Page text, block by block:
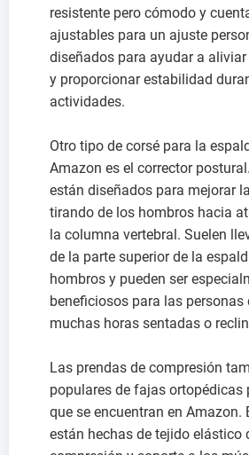
resistente pero cómodo y
ajustables para un ajuste
diseñados para ayudar a
y proporcionar estabilidad
actividades.
Otro tipo de corsé para la
Amazon es el corrector
están diseñados para mejorar
tirando de los hombros hacia
la columna vertebral. Suelen
de la parte superior de la
hombros y pueden ser
beneficiosos para las personas
muchas horas sentadas o
Las prendas de compresión
populares de fajas ortopédicas
que se encuentran en Amazon.
están hechas de tejido elástico